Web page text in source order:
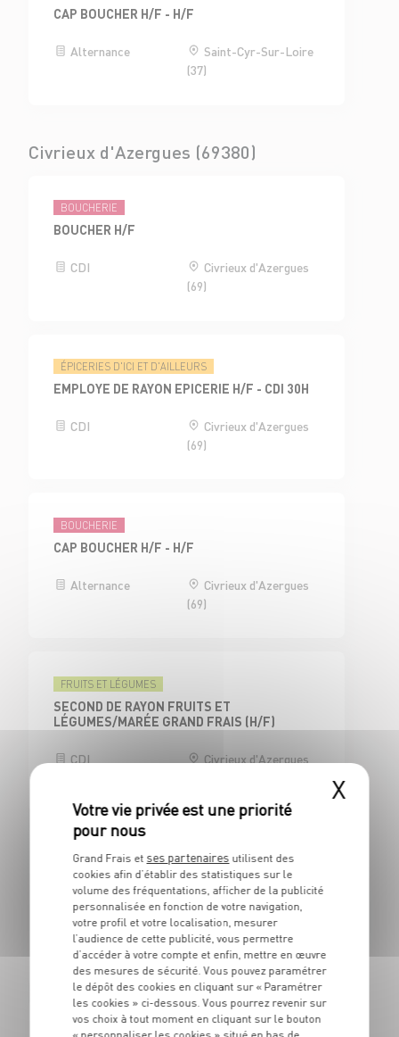
CAP BOUCHER H/F - H/F
Alternance
Saint-Cyr-Sur-Loire
(37)
Civrieux d'Azergues (69380)
BOUCHERIE
BOUCHER H/F
CDI
Civrieux d'Azergues
(69)
ÉPICERIES D'ICI ET D'AILLEURS
EMPLOYE DE RAYON EPICERIE H/F - CDI 30H
CDI
Civrieux d'Azergues
(69)
BOUCHERIE
CAP BOUCHER H/F - H/F
Alternance
Civrieux d'Azergues
(69)
FRUITS ET LÉGUMES
SECOND DE RAYON FRUITS ET
LÉGUMES/MARÉE GRAND FRAIS (H/F)
CDI
Civrieux d'Azergues
CAISSE
CAISSIER CENTRAL / ADJOINT
RESPONSABLE DE CAISSE - H/F
CDI
Civrieux d'Azergues
(69)
BOUCHERIE
X
Grand Frais et ses partenaires utilisent des
cookies afin d’établir des statistiques sur le
volume des fréquentations, afficher de la publicité
personnalisée en fonction de votre navigation,
votre profil et votre localisation, mesurer
l’audience de cette publicité, vous permettre
d’accéder à votre compte et enfin, mettre en œuvre
des mesures de sécurité. Vous pouvez paramétrer
le dépôt des cookies en cliquant sur « Paramétrer
les cookies » ci-dessous. Vous pourrez revenir sur
vos choix à tout moment en cliquant sur le bouton